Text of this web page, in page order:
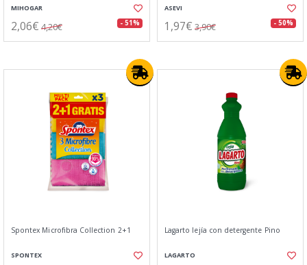
MIHOGAR
2,06€ 4,20€ - 51%
ASEVI
1,97€ 3,90€ - 50%
Spontex Microfibra Collection 2+1
SPONTEX
Lagarto lejía con detergente Pino
LAGARTO